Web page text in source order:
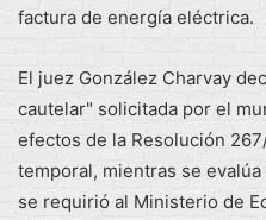
factura de energía eléctrica.
El juez González Charvay
cautelar" solicitada por el
efectos de la Resolución
temporal, mientras se
se requirió al Ministerio de